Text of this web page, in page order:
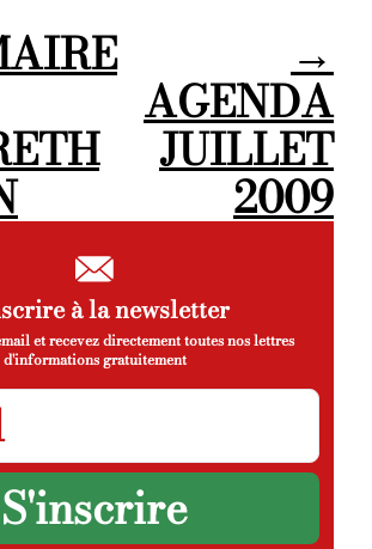
→
AGENDA
JUILLET
2009
à la newsletter
et recevez directement toutes nos lettres
d'informations gratuitement